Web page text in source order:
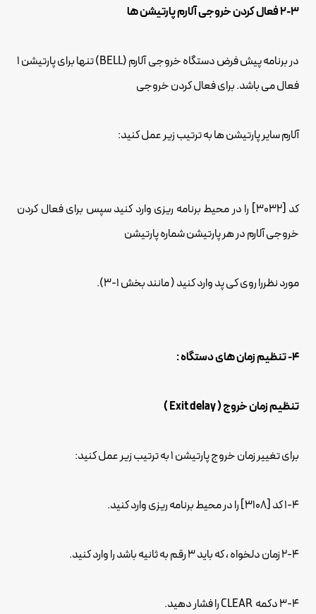
2-3 فعال کردن خروجی آلارم پارتیشن ها
در برنامه پیش فرض دستگاه خروجی آلارم (BELL) تنها برای پارتیشن 1
فعال می باشد. برای فعال کردن خروجی
آلارم سایر پارتیشن ها به ترتیب زیر عمل کنید:
کد [3032] را در محیط برنامه ریزی وارد کنید سپس برای فعال کردن
خروجی آلارم در هر پارتیشن شماره پارتیشن
مورد نظررا روی کی پد وارد کنید ( مانند بخش 1-3).
4- تنظیم زمان های دستگاه :
تنظیم زمان خروج ( Exit delay )
برای تغییر زمان خروج پارتیشن 1 به ترتیب زیر عمل کنید:
1-4 کد [3108] را در محیط برنامه ریزی وارد کنید.
2-4 زمان دلخواه ، که باید 3 رقم به ثانیه باشد را وارد کنید.
3-4 دکمه CLEAR را فشار دهید.